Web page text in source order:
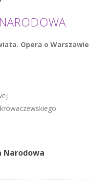
Opera o Warszawie
Narodowa